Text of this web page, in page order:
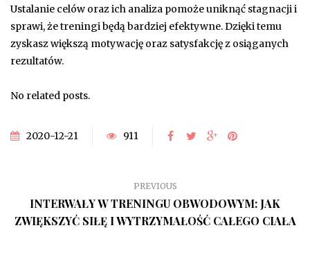
Ustalanie celów oraz ich analiza pomoże uniknąć stagnacji i
sprawi, że treningi będą bardziej efektywne. Dzięki temu
zyskasz większą motywację oraz satysfakcję z osiąganych
rezultatów.
No related posts.
2020-12-21 911
PREVIOUS
INTERWAŁY W TRENINGU OBWODOWYM: JAK
ZWIĘKSZYĆ SIŁĘ I WYTRZYMAŁOŚĆ CAŁEGO CIAŁA